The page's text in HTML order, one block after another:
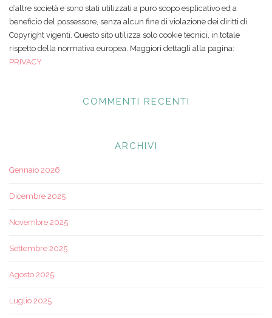
d’altre società e sono stati utilizzati a puro scopo esplicativo ed a
beneficio del possessore, senza alcun fine di violazione dei diritti di
Copyright vigenti. Questo sito utilizza solo cookie tecnici, in totale
rispetto della normativa europea. Maggiori dettagli alla pagina:
PRIVACY
COMMENTI RECENTI
ARCHIVI
Gennaio 2026
Dicembre 2025
Novembre 2025
Settembre 2025
Agosto 2025
Luglio 2025